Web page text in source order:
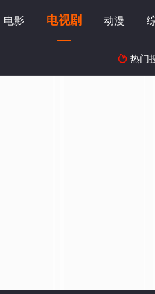
电影 电视剧 动漫
 热门